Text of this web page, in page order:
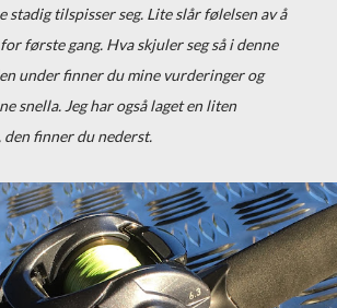
stadig tilspisser seg. Lite slår følelsen av å
første gang. Hva skjuler seg så i denne
under finner du mine vurderinger og
snella. Jeg har også laget en liten
finner du nederst.